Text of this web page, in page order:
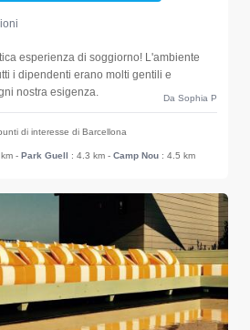
esperienza di soggiorno! L'ambiente
i dipendenti erano molti gentili e
nostra esigenza.
Da Sophia P
di interesse di Barcellona
- Park Guell : 4.3 km - Camp Nou : 4.5 km